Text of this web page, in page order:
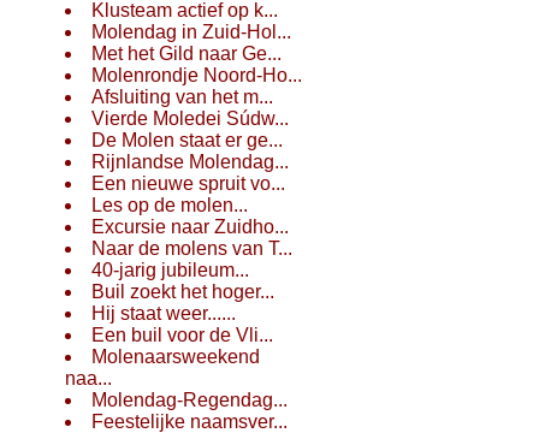
Klusteam actief op k...
Molendag in Zuid-Hol...
Met het Gild naar Ge...
Molenrondje Noord-Ho...
Afsluiting van het m...
Vierde Moledei Súdw...
De Molen staat er ge...
Rijnlandse Molendag...
Een nieuwe spruit vo...
Les op de molen...
Excursie naar Zuidho...
Naar de molens van T...
40-jarig jubileum...
Buil zoekt het hoger...
Hij staat weer......
Een buil voor de Vli...
Molenaarsweekend
naa...
Molendag-Regendag...
Feestelijke naamsver...